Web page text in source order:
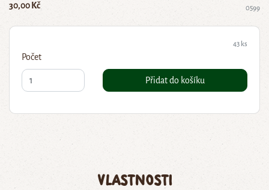
30,00 Kč 0599
43 ks
Počet
Přidat do košíku
Vlastnosti